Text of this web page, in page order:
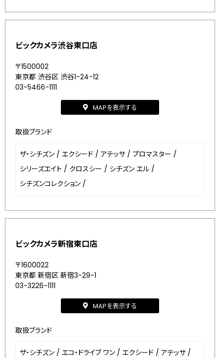
ビックカメラ渋谷東口店
〒1500002
東京都 渋谷区 渋谷1-24-12
03-5466-1111
MAPを表示する
取扱ブランド
ザ・シチズン / エクシード / アテッサ / プロマスター /
シリーズエイト / クロスシー / シチズン エル /
シチズンコレクション /
ビックカメラ新宿東口店
〒1600022
東京都 新宿区 新宿3-29-1
03-3226-1111
MAPを表示する
取扱ブランド
ザ・シチズン / エコ・ドライブ ワン / エクシード / アテッサ /